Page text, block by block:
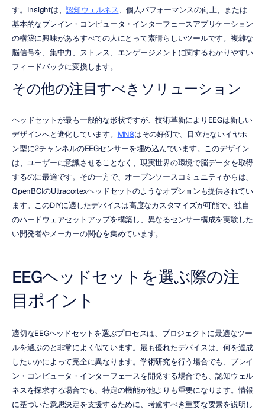
す。Insightは、認知ウェルネス、個人パフォーマンスの向上、または
基本的なブレイン・コンピュータ・インターフェースアプリケーション
の構築に興味があるすべての人にとって素晴らしいツールです。複雑な
脳信号を、集中力、ストレス、エンゲージメントに関するわかりやすい
フィードバックに変換します。
その他の注目すべきソリューション
ヘッドセットが最も一般的な形状ですが、技術革新によりEEGは新しい
デザインへと進化しています。 MN8はその好例で、目立たないイヤホ
ン型に2チャンネルのEEGセンサーを埋め込んでいます。このデザイン
は、ユーザーに意識させることなく、現実世界の環境で脳データを取得
するのに最適です。その一方で、オープンソースコミュニティからは、
OpenBCIのUltracortexヘッドセットのようなオプションも提供されてい
ます。このDIYに適したデバイスは高度なカスタマイズが可能で、独自
のハードウェアセットアップを構築し、異なるセンサー構成を実験した
い開発者やメーカーの関心を集めています。
EEGヘッドセットを選ぶ際の注
目ポイント
適切なEEGヘッドセットを選ぶプロセスは、プロジェクトに最適なツー
ルを選ぶのと非常によく似ています。最も優れたデバイスは、何を達成
したいかによって完全に異なります。学術研究を行う場合でも、ブレイ
ン・コンピュータ・インターフェースを開発する場合でも、認知ウェル
ネスを探求する場合でも、特定の機能が他よりも重要になります。情報
に基づいた意思決定を支援するために、考慮すべき重要な要素を説明し